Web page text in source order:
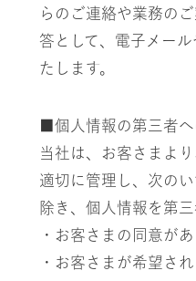
らのご連絡や業務の
答として、 電子メー
たします。
■個人情報の第三者
当社は、お客さまよ
適切に管理し、次の
除き、 個人情報を第三
・お客さまの同意が
・お客さまが希望さ